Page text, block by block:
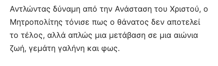
Αντλώντας δύναμη από την Ανάσταση του Χριστού, ο
Μητροπολίτης τόνισε πως ο θάνατος δεν αποτελεί
το τέλος, αλλά απλώς μια μετάβαση σε μια αιώνια
ζωή, γεμάτη γαλήνη και φως.